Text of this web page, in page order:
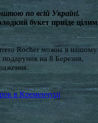
по всій Україні.
букет приїде цілим
Rocher можна в нашому
подарунок на 8 Березня,
в Кременчуці